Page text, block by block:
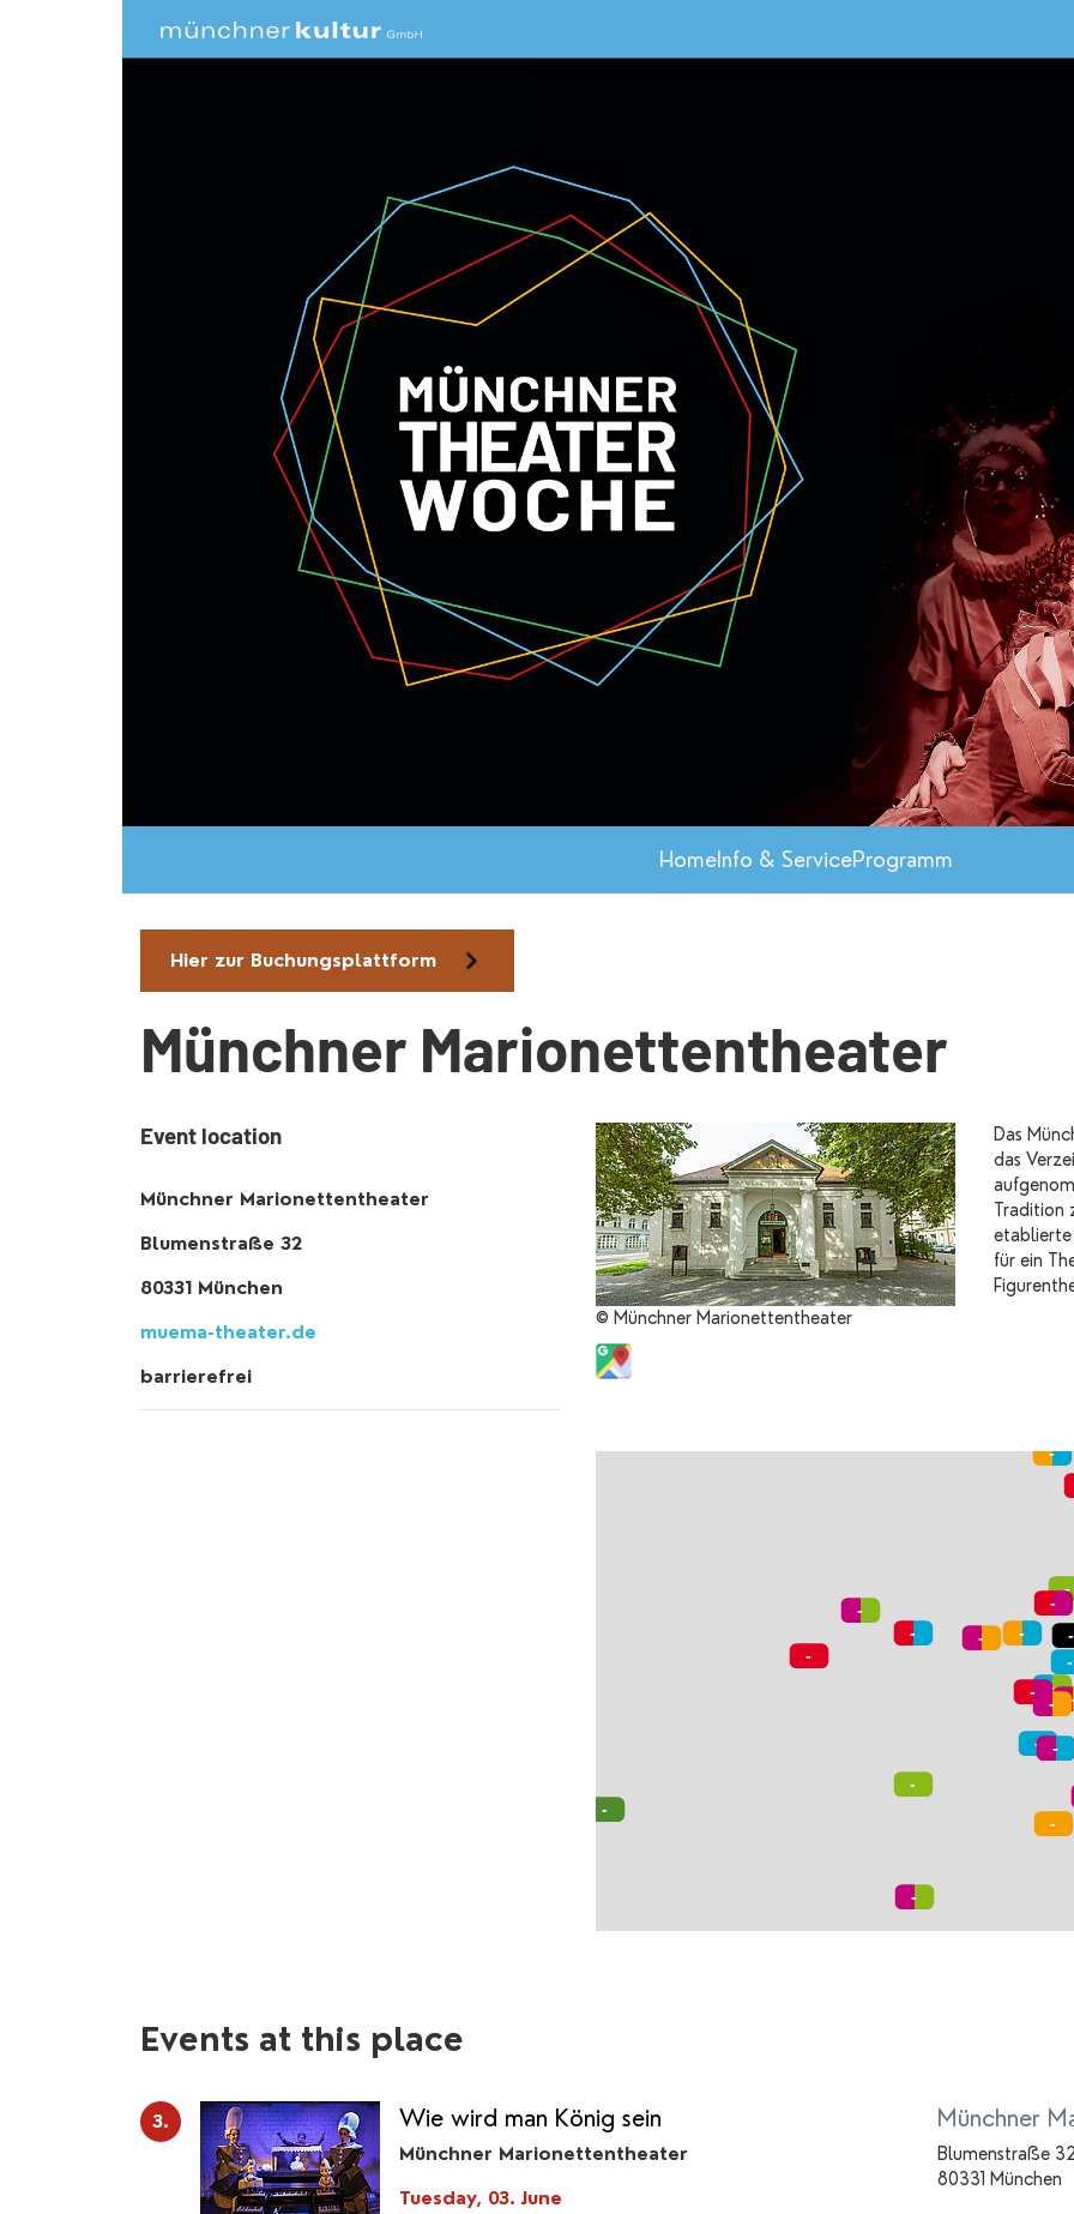
HomeInfo & ServiceProgramm
Hier zur Buchungsplattform
Münchner Marionettentheater
Event location
Münchner Marionettentheater
Blumenstraße 32
80331 München
muema-theater.de
barrierefrei
© Münchner Marionettentheater
Das
das
Tradition
etablierte
für ein
Events at this place
3. Wie wird man König sein
Münchner Marionettentheater
Tuesday, 03. June
Münchner
Blumenstraße 32
80331 München